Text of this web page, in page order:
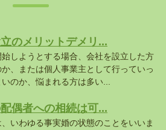
のメリットデメリ...
しようとする場合、会社を設立した方
、または個人事業主として行っていっ
いのか、悩まれる方は多い...
偶者への相続は可...
いわゆる事実婚の状態のことをいいま